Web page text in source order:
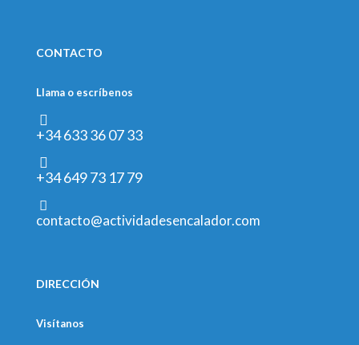
CONTACTO
Llama o escríbenos
+34 633 36 07 33
+34 649 73 17 79
contacto@actividadesencalador.com
DIRECCIÓN
Visítanos